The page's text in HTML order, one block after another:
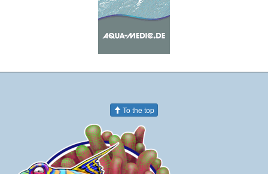
To the top